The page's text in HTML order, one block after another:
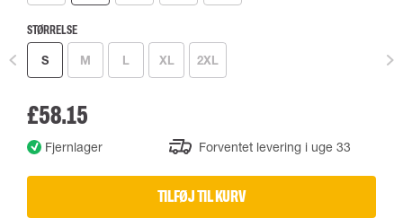
STØRRELSE
S M L XL 2XL
£58.15
Fjernlager Forventet levering i uge 33
TILFØJ TIL KURV